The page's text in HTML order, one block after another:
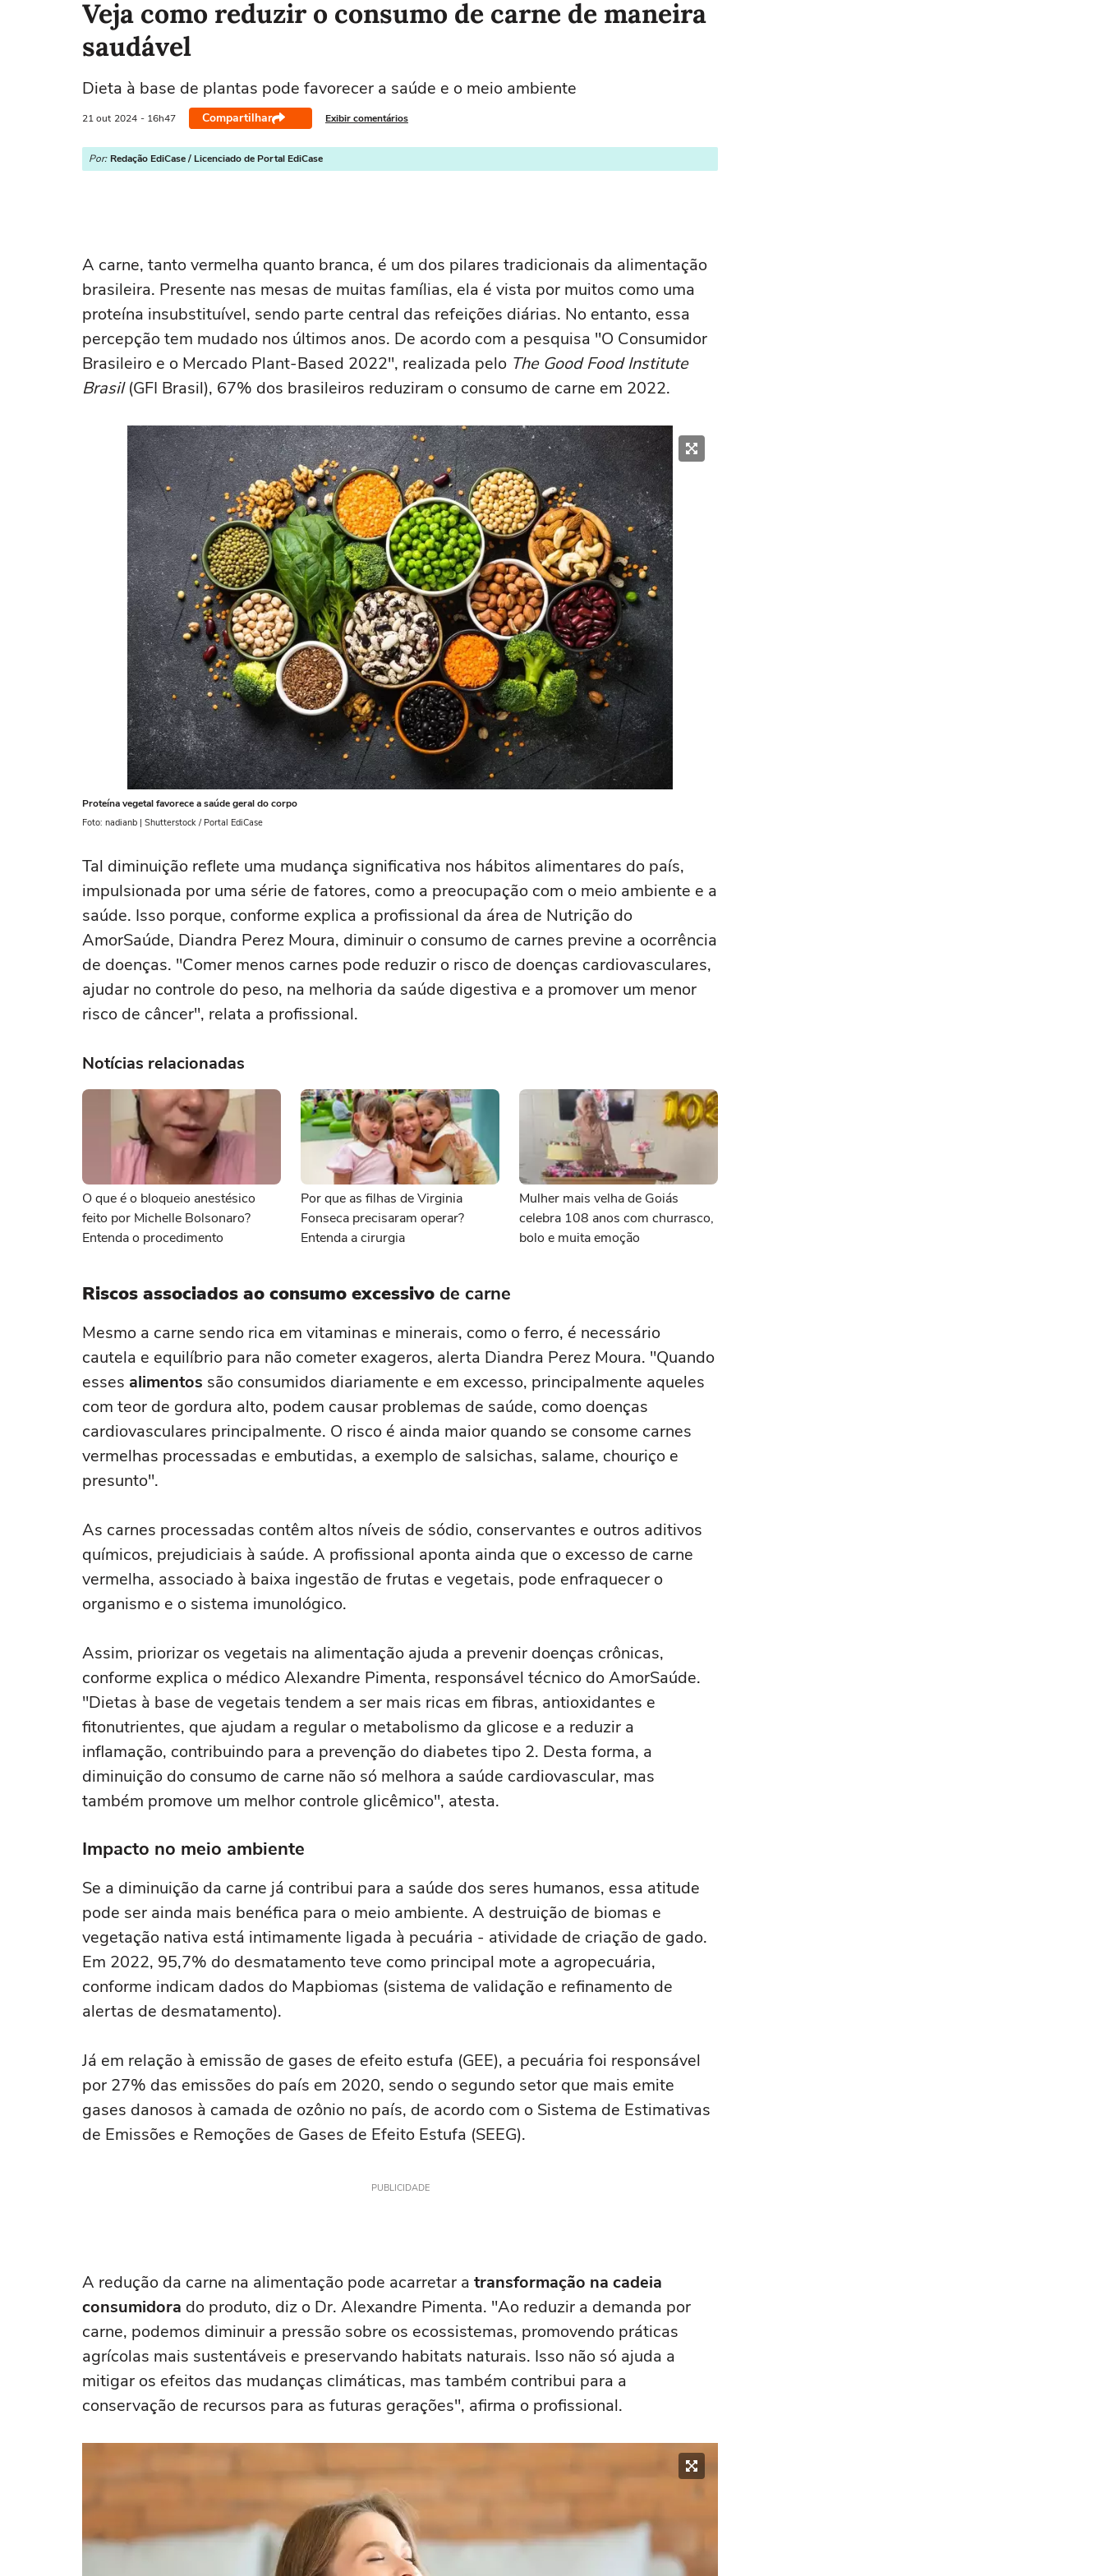
Veja como reduzir o consumo de carne de maneira
saudável
Dieta à base de plantas pode favorecer a saúde e o meio ambiente
21 out 2024 - 16h47 Compartilhar Exibir comentários
Por: Redação EdiCase / Licenciado de Portal EdiCase
A carne, tanto vermelha quanto branca, é um dos pilares tradicionais da alimentação
brasileira. Presente nas mesas de muitas famílias, ela é vista por muitos como uma
proteína insubstituível, sendo parte central das refeições diárias. No entanto, essa
percepção tem mudado nos últimos anos. De acordo com a pesquisa "O Consumidor
Brasileiro e o Mercado Plant-Based 2022", realizada pelo The Good Food Institute
Brasil(GFI Brasil), 67% dos brasileiros reduziram o consumo de carne em 2022.
Proteína vegetal favorece a saúde geral do corpo
Foto: nadianb | Shutterstock / Portal EdiCase
Tal diminuição reflete uma mudança significativa nos hábitos alimentares do país,
impulsionada por uma série de fatores, como a preocupação com o meio ambiente e a
saúde. Isso porque, conforme explica a profissional da área de Nutrição do
AmorSaúde, Diandra Perez Moura, diminuir o consumo de carnes previne a ocorrência
de doenças. "Comer menos carnes pode reduzir o risco de doenças cardiovasculares,
ajudar no controle do peso, na melhoria da saúde digestiva e a promover um menor
risco de câncer", relata a profissional.
Notícias relacionadas
O que é o bloqueio anestésico
feito por Michelle Bolsonaro?
Entenda o procedimento
Por que as filhas de Virginia
Fonseca precisaram operar?
Entenda a cirurgia
Mulher mais velha de Goiás
celebra 108 anos com churrasco,
bolo e muita emoção
Riscos associados ao consumo excessivo de carne
Mesmo a carne sendo rica em vitaminas e minerais, como o ferro, é necessário
cautela e equilíbrio para não cometer exageros, alerta Diandra Perez Moura. "Quando
esses alimentos são consumidos diariamente e em excesso, principalmente aqueles
com teor de gordura alto, podem causar problemas de saúde, como doenças
cardiovasculares principalmente. O risco é ainda maior quando se consome carnes
vermelhas processadas e embutidas, a exemplo de salsichas, salame, chouriço e
presunto".
As carnes processadas contêm altos níveis de sódio, conservantes e outros aditivos
químicos, prejudiciais à saúde. A profissional aponta ainda que o excesso de carne
vermelha, associado à baixa ingestão de frutas e vegetais, pode enfraquecer o
organismo e o sistema imunológico.
Assim, priorizar os vegetais na alimentação ajuda a prevenir doenças crônicas,
conforme explica o médico Alexandre Pimenta, responsável técnico do AmorSaúde.
"Dietas à base de vegetais tendem a ser mais ricas em fibras, antioxidantes e
fitonutrientes, que ajudam a regular o metabolismo da glicose e a reduzir a
inflamação, contribuindo para a prevenção do diabetes tipo 2. Desta forma, a
diminuição do consumo de carne não só melhora a saúde cardiovascular, mas
também promove um melhor controle glicêmico", atesta.
Impacto no meio ambiente
Se a diminuição da carne já contribui para a saúde dos seres humanos, essa atitude
pode ser ainda mais benéfica para o meio ambiente. A destruição de biomas e
vegetação nativa está intimamente ligada à pecuária - atividade de criação de gado.
Em 2022, 95,7% do desmatamento teve como principal mote a agropecuária,
conforme indicam dados do Mapbiomas (sistema de validação e refinamento de
alertas de desmatamento).
Já em relação à emissão de gases de efeito estufa (GEE), a pecuária foi responsável
por 27% das emissões do país em 2020, sendo o segundo setor que mais emite
gases danosos à camada de ozônio no país, de acordo com o Sistema de Estimativas
de Emissões e Remoções de Gases de Efeito Estufa (SEEG).
PUBLICIDADE
A redução da carne na alimentação pode acarretar a transformação na cadeia
consumidora do produto, diz o Dr. Alexandre Pimenta. "Ao reduzir a demanda por
carne, podemos diminuir a pressão sobre os ecossistemas, promovendo práticas
agrícolas mais sustentáveis e preservando habitats naturais. Isso não só ajuda a
mitigar os efeitos das mudanças climáticas, mas também contribui para a
conservação de recursos para as futuras gerações", afirma o profissional.